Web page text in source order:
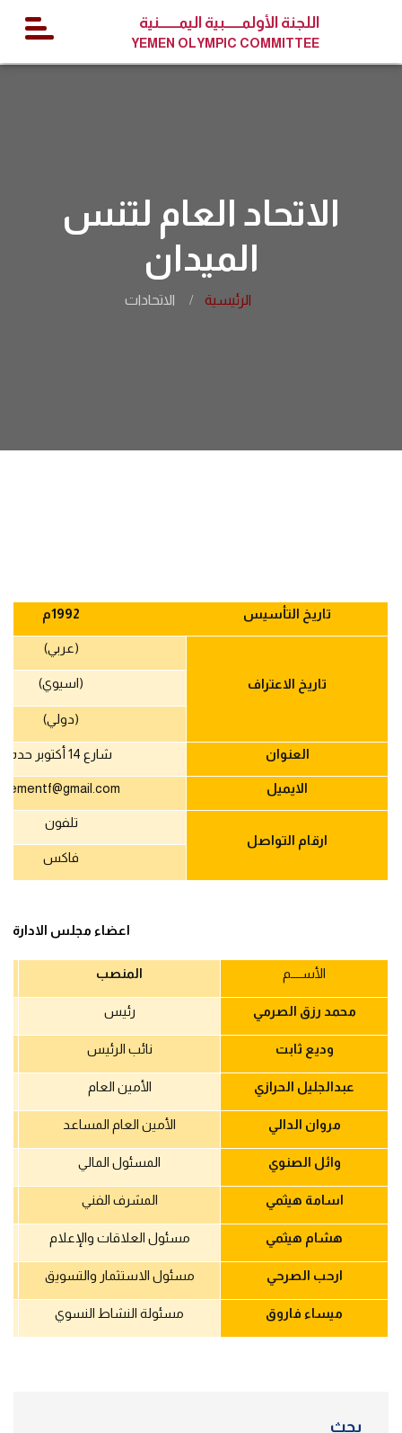
اللجنة الأولمــــــبية اليمـــــــنية
YEMEN OLYMPIC COMMITTEE
الاتحاد العام لتنس
الميدان
الرئيسية الاتحادات
تاريخ التأسيس م1992
تاريخ الاعتراف
(عربي)
(اسيوي)
(دولي)
العنوان شارع 14 أكتوبر حده
الايميل yementf@gmail.com
ارقام التواصل
تلفون
فاكس
اعضاء مجلس الادارة
الأســــم المنصب
محمد رزق الصرمي رئيس
وديع ثابت نائب الرئيس
عبدالجليل الحرازي الأمين العام
مروان الدالي الأمين العام المساعد
وائل الصنوي المسئول المالي
اسامة هيثمي المشرف الفني
هشام هيثمي مسئول العلاقات والإعلام
ارحب الصرحي مسئول الاستثمار والتسويق
ميساء فاروق مسئولة النشاط النسوي
بحث